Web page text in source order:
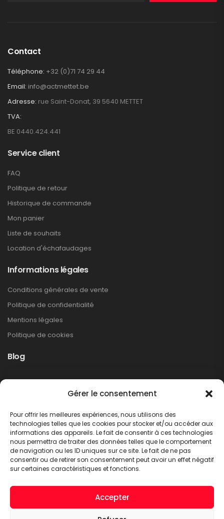
Gérer le consentement
Pour offrir les meilleures expériences, nous utilisons des
technologies telles que les cookies pour stocker et/ou accéder aux
informations des appareils. Le fait de consentir à ces technologies
nous permettra de traiter des données telles que le comportement
de navigation ou les ID uniques sur ce site. Le fait de ne pas
consentir ou de retirer son consentement peut avoir un effet négatif
sur certaines caractéristiques et fonctions.
Accepter
Contact
Téléphone: +32 (0)71 74 29 44
Email: info@actmettet.be
Adresse: rue Saint-Donat, 39 5640 METTET
TVA:
BE 0440.424.441
Service client
FAQ
Politique de retour
Historique de commande
Mon panier
Liste de souhaits
Location d'échafaudages
Informations légales
Conditions générales de vente
Politique de confidentialité
Mentions légales
Politique de cookies
Blog
Non classé
LIRE PLUS